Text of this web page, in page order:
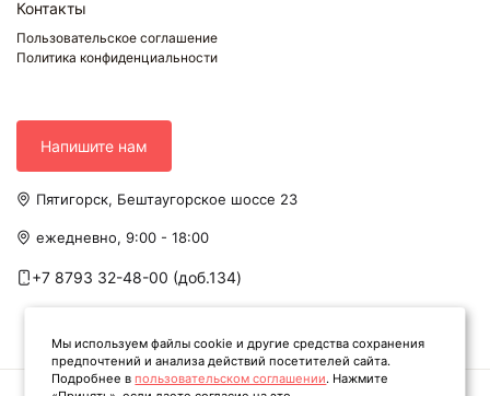
Контакты
Пользовательское соглашение
Политика конфиденциальности
Напишите нам
Пятигорск, Бештаугорское шоссе 23
ежедневно, 9:00 - 18:00
+7 8793 32-48-00 (доб.134)
Мы используем файлы cookie и другие средства сохранения
предпочтений и анализа действий посетителей сайта.
Подробнее впользовательском соглашении. Нажмите